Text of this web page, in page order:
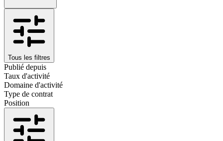
Tous les filtres
Publié depuis
Taux d'activité
Domaine d'activité
Type de contrat
Position